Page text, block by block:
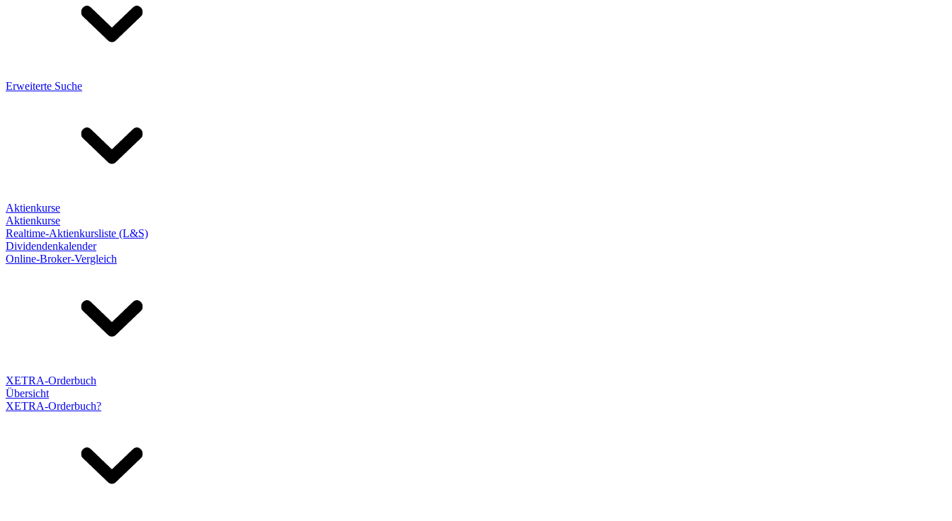
Erweiterte Suche
Aktienkurse
Aktienkurse
Realtime-Aktienkursliste (L&S)
Dividendenkalender
Online-Broker-Vergleich
XETRA-Orderbuch
Übersicht
XETRA-Orderbuch?